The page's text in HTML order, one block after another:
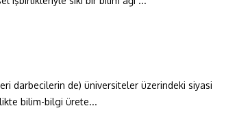
darbecilerin de) üniversiteler üzerindeki siyasi
bilim-bilgi ürete...